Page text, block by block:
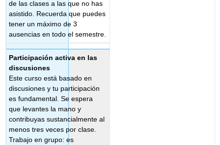
de las clases a las que no has
asistido. Recuerda que puedes
tener un máximo de 3
ausencias en todo el semestre.
Participación activa en las
discusiones
Este curso está basado en
discusiones y tu participación
es fundamental. Se espera
que levantes la mano y
contribuyas sustancialmente al
menos tres veces por clase.
Trabajo en grupo: es